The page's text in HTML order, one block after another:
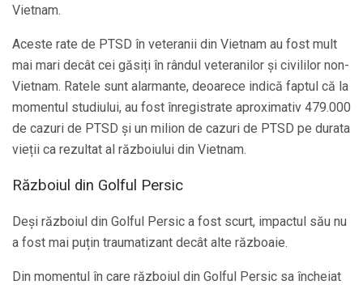
Vietnam.
Aceste rate de PTSD în veteranii din Vietnam au fost mult
mai mari decât cei găsiți în rândul veteranilor și civililor non-
Vietnam. Ratele sunt alarmante, deoarece indică faptul că la
momentul studiului, au fost înregistrate aproximativ 479.000
de cazuri de PTSD și un milion de cazuri de PTSD pe durata
vieții ca rezultat al războiului din Vietnam.
Războiul din Golful Persic
Deși războiul din Golful Persic a fost scurt, impactul său nu
a fost mai puțin traumatizant decât alte războaie.
Din momentul în care războiul din Golful Persic sa încheiat